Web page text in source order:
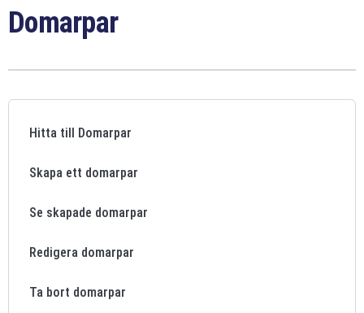
Domarpar
Hitta till Domarpar
Skapa ett domarpar
Se skapade domarpar
Redigera domarpar
Ta bort domarpar